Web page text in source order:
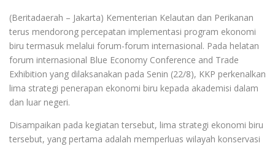
(Beritadaerah – Jakarta) Kementerian Kelautan dan Perikanan
terus mendorong percepatan implementasi program ekonomi
biru termasuk melalui forum-forum internasional. Pada helatan
forum internasional Blue Economy Conference and Trade
Exhibition yang dilaksanakan pada Senin (22/8), KKP perkenalkan
lima strategi penerapan ekonomi biru kepada akademisi dalam
dan luar negeri.
Disampaikan pada kegiatan tersebut, lima strategi ekonomi biru
tersebut, yang pertama adalah memperluas wilayah konservasi